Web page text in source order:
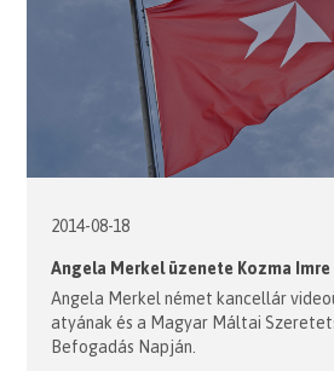
2014-08-18
Angela Merkel üzenete Kozma
Angela Merkel német kancellár
atyának és a Magyar Máltai
Befogadás Napján.